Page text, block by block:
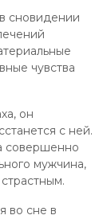
сновидении
чувства
он
с ней.
совершенно
мужчина,
во сне в